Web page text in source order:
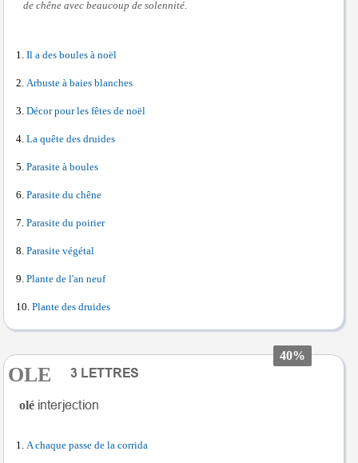
de chêne avec beaucoup de solennité.
Il a des boules à noël
Arbuste à baies blanches
Décor pour les fêtes de noël
La quête des druides
Parasite à boules
Parasite du chêne
Parasite du poirier
Parasite végétal
Plante de l'an neuf
Plante des druides
40%
OLE
olé
A chaque passe de la corrida